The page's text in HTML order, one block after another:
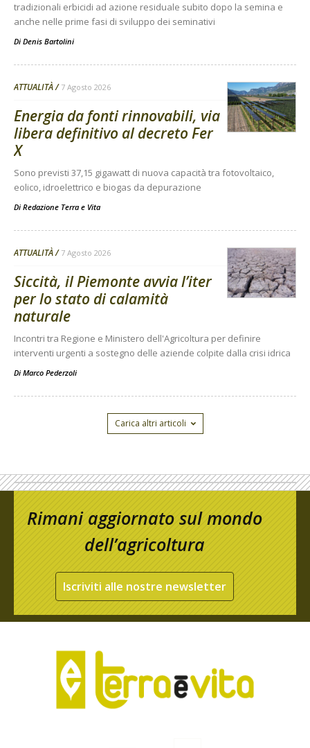
tradizionali erbicidi ad azione residuale subito dopo la semina e
anche nelle prime fasi di sviluppo dei seminativi
Di Denis Bartolini
ATTUALITÀ 7 Agosto 2026
Energia da fonti rinnovabili, via
libera definitivo al decreto Fer
X
Sono previsti 37,15 gigawatt di nuova capacità tra fotovoltaico,
eolico, idroelettrico e biogas da depurazione
Di Redazione Terra e Vita
ATTUALITÀ 7 Agosto 2026
Siccità, il Piemonte avvia l’iter
per lo stato di calamità
naturale
Incontri tra Regione e Ministero dell'Agricoltura per definire
interventi urgenti a sostegno delle aziende colpite dalla crisi idrica
Di Marco Pederzoli
Carica altri articoli
Rimani aggiornato sul mondo
dell’agricoltura
Iscriviti alle nostre newsletter